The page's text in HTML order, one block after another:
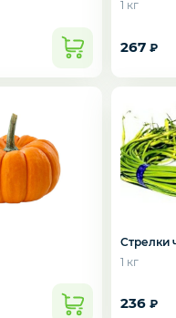
Молоко, молочные
Орехи и сухофрукты
Приправы и специи
1 кг
267 ₽
Стрелки
1 кг
236 ₽